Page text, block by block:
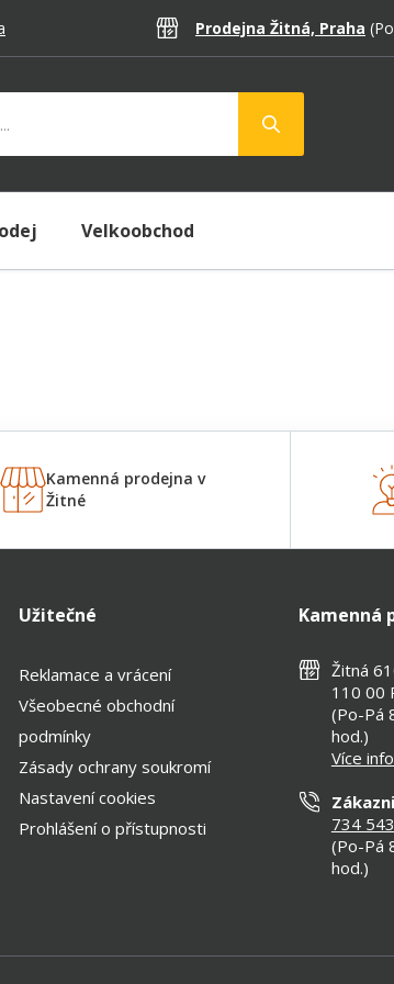
Prodejna Žitná, Praha
Velkoobchod
Kamenná prodejna v
Žitné
Užitečné
Reklamace a vrácení
Všeobecné obchodní
podmínky
Zásady ochrany soukromí
Nastavení cookies
Prohlášení o přístupnosti
Kamenná
Žitná
110 00
(Po-Pá
hod.)
Více
734
(Po-Pá
hod.)